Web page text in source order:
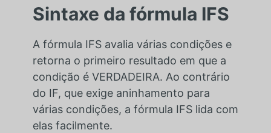
Sintaxe da fórmula IFS
A fórmula IFS avalia várias condições e
retorna o primeiro resultado em que a
condição é VERDADEIRA. Ao contrário
do IF, que exige aninhamento para
várias condições, a fórmula IFS lida com
elas facilmente.